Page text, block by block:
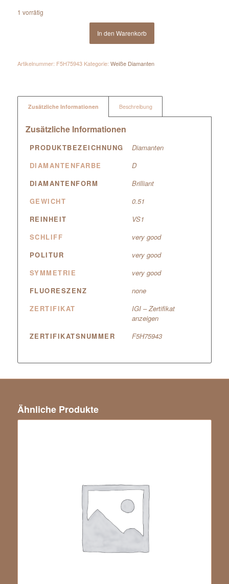
1 vorrätig
In den Warenkorb
Artikelnummer: F5H75943 Kategorie: Weiße Diamanten
Zusätzliche Informationen Beschreibung
Zusätzliche Informationen
PRODUKTBEZEICHNUNG
Diamanten
DIAMANTENFARBE
D
DIAMANTENFORM
Brilliant
GEWICHT
0.51
REINHEIT
VS1
SCHLIFF
very good
POLITUR
very good
SYMMETRIE
very good
FLUORESZENZ
none
ZERTIFIKAT
IGI – Zertifikat
anzeigen
ZERTIFIKATSNUMMER
F5H75943
Ähnliche Produkte